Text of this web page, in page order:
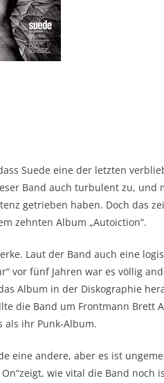
Suede eine der letzten
Band auch turbulent zu, und
getrieben haben. Doch das
zehnten Album „Autoiction“.
Laut der Band auch eine
vor fünf Jahren war es völlig
Album in der Diskographie
die Band um Frontmann Brett
als ihr Punk-Album.
eine andere, aber es ist
wie vital die Band noch